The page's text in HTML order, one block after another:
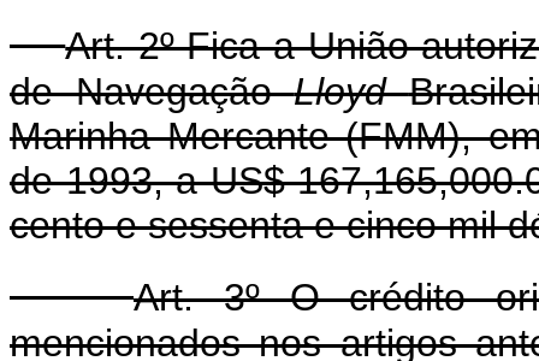
Art. 2º Fica a União
de NavegaçãoLloyd
Marinha Mercante (FMM),
de 1993, a US$
cento e sessenta e cinco mil
Art. 3º O crédito
mencionados nos artigos